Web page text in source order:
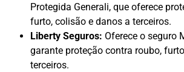
Protegida Generali, que oferece
furto, colisão e danos a terceiros.
Liberty Seguros: Oferece o seguro
garante proteção contra roubo,
terceiros.